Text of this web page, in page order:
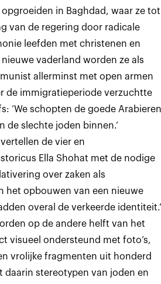
opgroeiden in Baghdad, waar ze tot
van de regering door radicale
leefden met christenen en
vaderland worden ze als
allerminst met open armen
de immigratieperiode verzuchtte
‘We schopten de goede
de slechte joden binnen.’
de vier en
Ella Shohat met de nodige
over zaken als
het opbouwen van een nieuwe
overal de verkeerde
op de andere helft van het
visueel ondersteund met foto’s,
vrolijke fragmenten uit honderd
daarin stereotypen van joden en